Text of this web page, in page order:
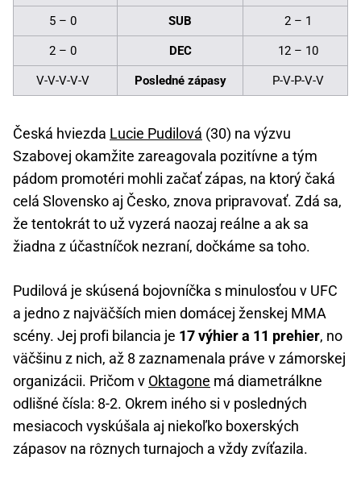
5 – 0 SUB 2 – 1
2 – 0 DEC 12 – 10
V-V-V-V-V Posledné zápasy P-V-P-V-V
Česká hviezda Lucie Pudilová (30) na výzvu
Szabovej okamžite zareagovala pozitívne a tým
pádom promotéri mohli začať zápas, na ktorý čaká
celá Slovensko aj Česko, znova pripravovať. Zdá sa,
že tentokrát to už vyzerá naozaj reálne a ak sa
žiadna z účastníčok nezraní, dočkáme sa toho.
Pudilová je skúsená bojovníčka s minulosťou v UFC
a jedno z najväčších mien domácej ženskej MMA
scény. Jej profi bilancia je 17 výhier a 11 prehier, no
väčšinu z nich, až 8 zaznamenala práve v zámorskej
organizácii. Pričom v Oktagone má diametrálkne
odlišné čísla: 8-2. Okrem iného si v posledných
mesiacoch vyskúšala aj niekoľko boxerských
zápasov na rôznych turnajoch a vždy zvíťazila.